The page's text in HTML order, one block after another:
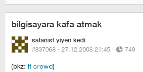
bilgisayara kafa atmak
satanist yiyen kedi
#837068 · 27.12.2008 21:45 · 749
(bkz: it crowd)